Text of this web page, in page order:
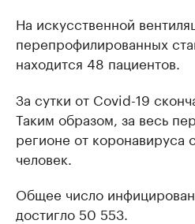
На искусственной
перепрофилированных
находится 48 пациентов.
За сутки от Covid-19
Таким образом, за весь
регионе от коронавируса
человек.
Общее число
достигло 50 553.